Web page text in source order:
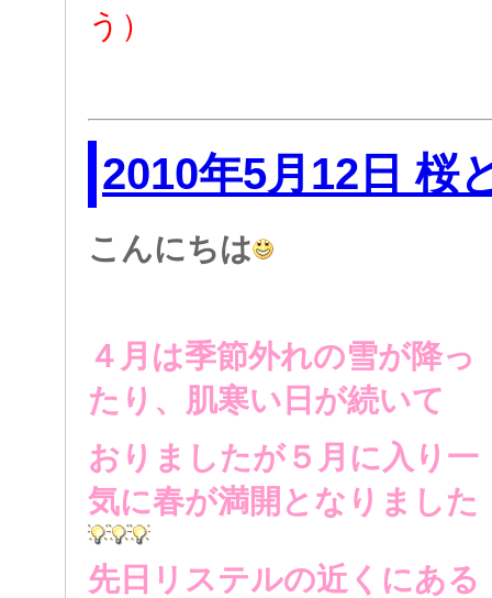
う）
2010年5月12日 桜
こんにちは
４月は季節外れの雪が降っ
たり、肌寒い日が続いて
おりましたが５月に入り一
気に春が満開となりました
先日リステルの近くにある